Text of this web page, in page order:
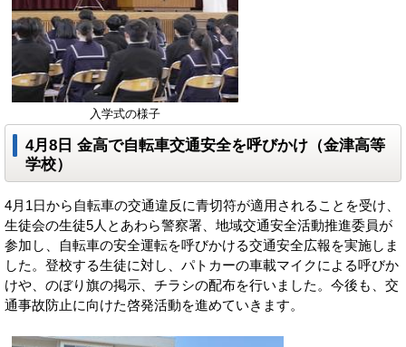
入学式の様子
4月8日 金高で自転車交通安全を呼びかけ（金津高等
学校）
4月1日から自転車の交通違反に青切符が適用されることを受け、
生徒会の生徒5人とあわら警察署、地域交通安全活動推進委員が
参加し、自転車の安全運転を呼びかける交通安全広報を実施しま
した。登校する生徒に対し、パトカーの車載マイクによる呼びか
けや、のぼり旗の掲示、チラシの配布を行いました。今後も、交
通事故防止に向けた啓発活動を進めていきます。